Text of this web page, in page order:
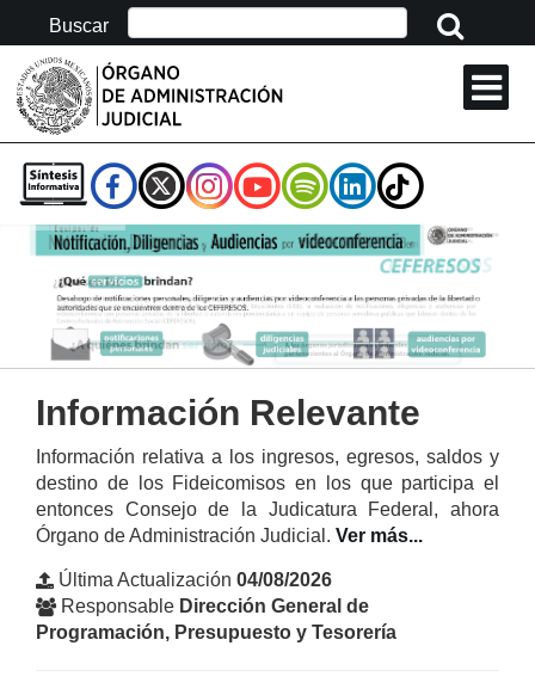
Buscar
Información Relevante
Información relativa a los ingresos, egresos, saldos y
destino de los Fideicomisos en los que participa el
entonces Consejo de la Judicatura Federal, ahora
Órgano de Administración Judicial. Ver más...
Última Actualización 04/08/2026
Responsable Dirección General de
Programación, Presupuesto y Tesorería
BOTÓN
IR
AL
INICIO
DE
LA
PÁGINA
SALA DE PRENSA
TRANSPARENCIA Y PROTECCIÓN DE
DATOS PERSONALES